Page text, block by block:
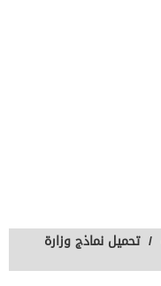
/ تحميل نماذج وزارة